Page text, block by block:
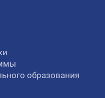
образования